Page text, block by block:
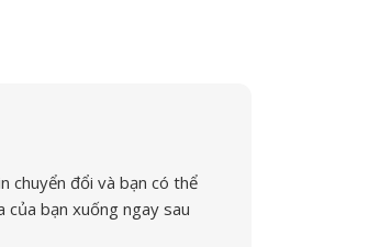
chuyển đổi và bạn có thể
của bạn xuống ngay sau